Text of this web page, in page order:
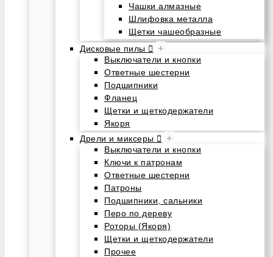
Чашки алмазные
Шлифовка металла
Щетки чашеобразные
Дисковые пилы
+
Выключатели и кнопки
Ответные шестерни
Подшипники
Фланец
Щетки и щеткодержатели
Якоря
Дрели и миксеры
+
Выключатели и кнопки
Ключи к патронам
Ответные шестерни
Патроны
Подшипники, сальники
Перо по дереву
Роторы (Якоря)
Щетки и щеткодержатели
Прочее